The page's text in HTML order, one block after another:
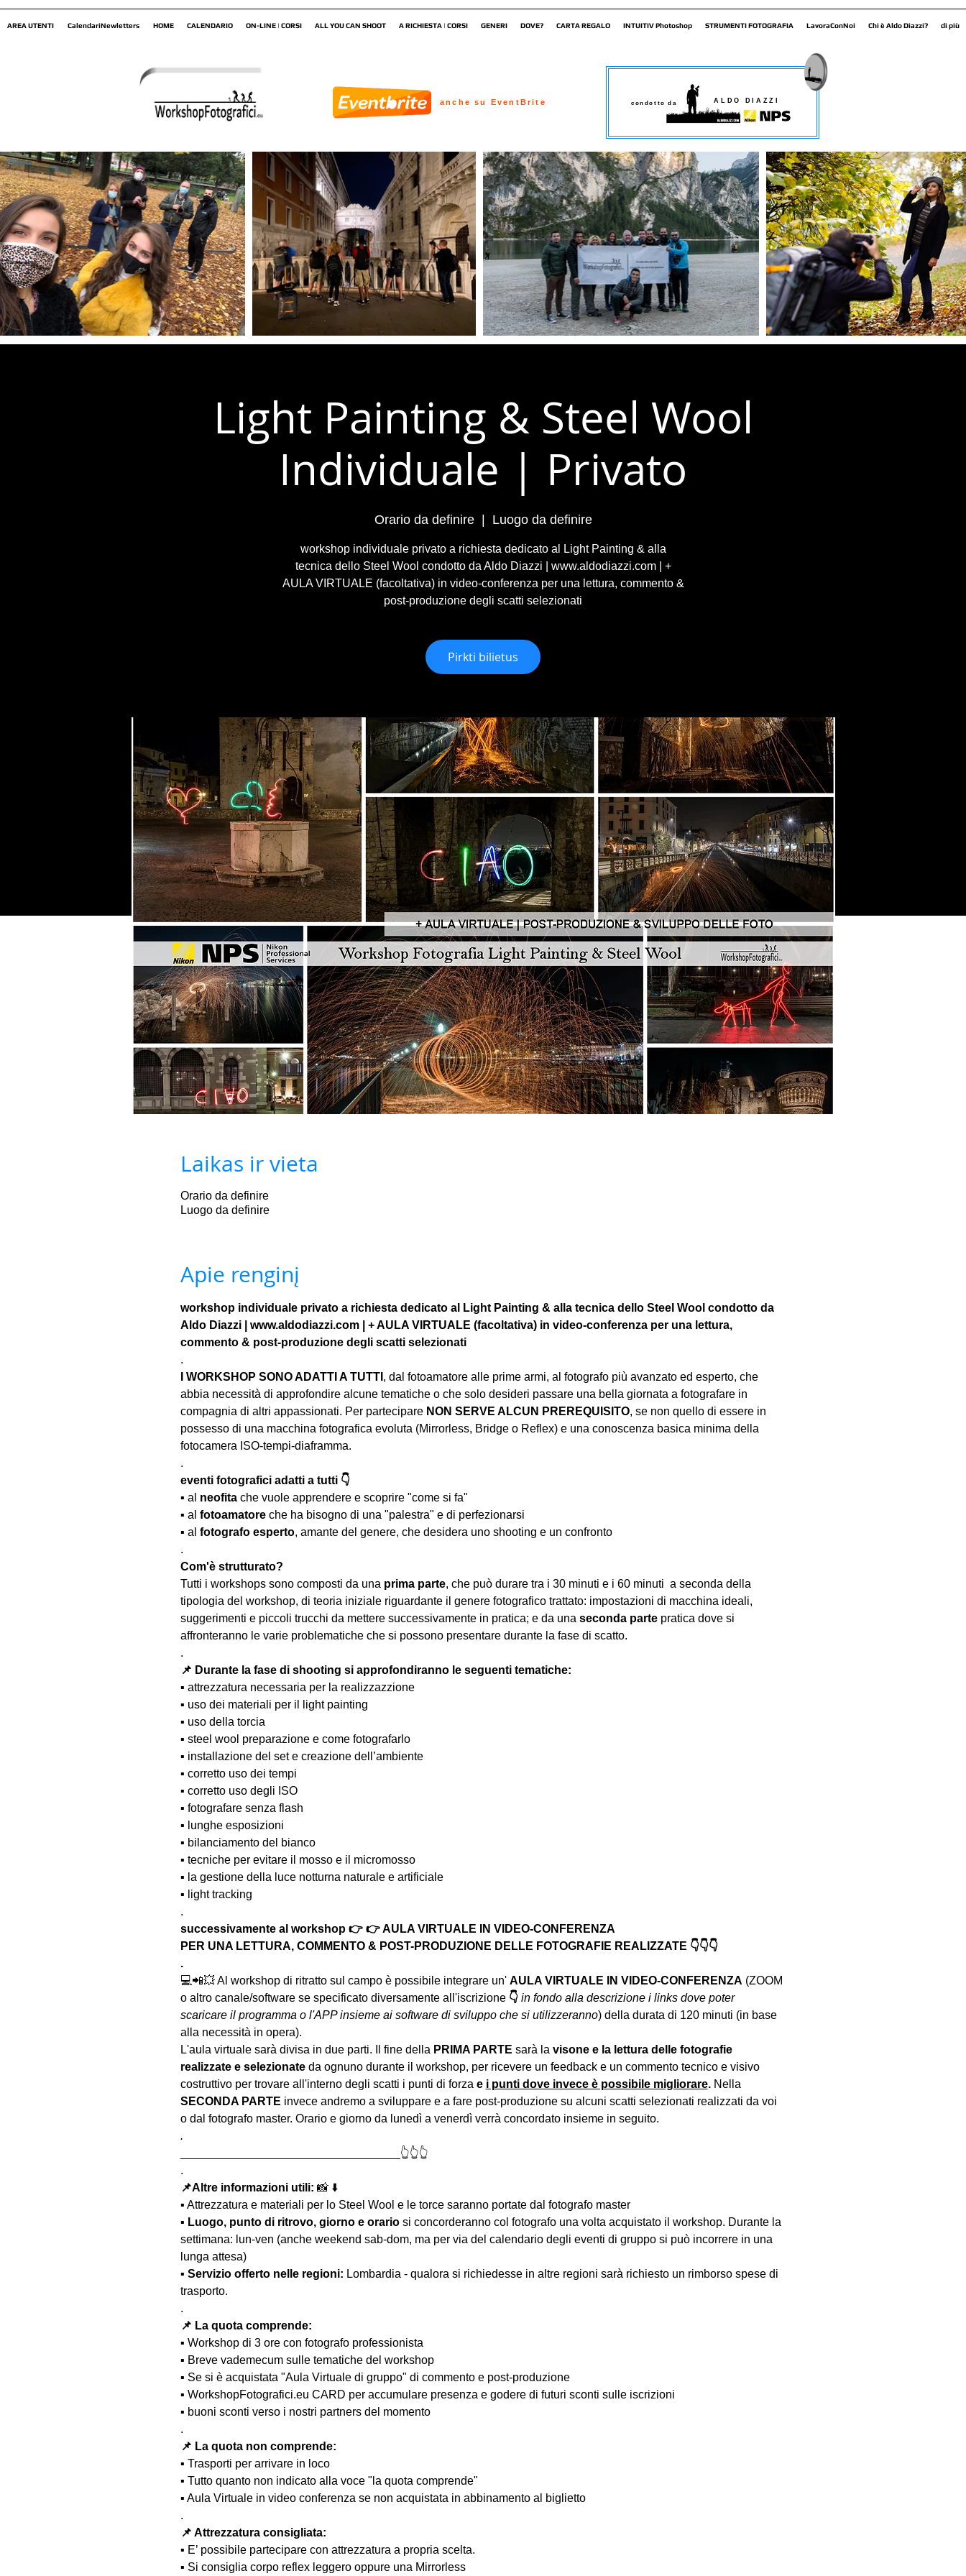
AREA UTENTI CalendariNewletters HOME CALENDARIO ON-LINE | CORSI ALL YOU CAN SHOOT A RICHIESTA | CORSI GENERI DOVE? CARTA REGALO INTUITIV Photoshop STRUMENTI FOTOGRAFIA LavoraConNoi Chi è Aldo Diazzi? di più
Light Painting & Steel Wool
Individuale | Privato
Orario da definire
  |
Luogo da definire
workshop individuale privato a richiesta dedicato al Light Painting & alla
tecnica dello Steel Wool condotto da Aldo Diazzi | www.aldodiazzi.com | +
AULA VIRTUALE (facoltativa) in video-conferenza per una lettura, commento &
Pirkti bilietus
Laikas ir vieta
Orario da definire
Luogo da definire
Apie renginį
workshop individuale privato a richiesta dedicato al Light Painting & alla tecnica dello Steel Wool condotto da
Aldo Diazzi | www.aldodiazzi.com | + AULA VIRTUALE (facoltativa) in video-conferenza per una lettura,
commento & post-produzione degli scatti selezionati
.
I WORKSHOP SONO ADATTI A TUTTI , dal fotoamatore alle prime armi, al fotografo più avanzato ed esperto, che
abbia necessità di approfondire alcune tematiche o che solo desideri passare una bella giornata a fotografare in
compagnia di altri appassionati. Per partecipare NON SERVE ALCUN PREREQUISITO, se non quello di essere in
possesso di una macchina fotografica evoluta (Mirrorless, Bridge o Reflex) e una conoscenza basica minima della
fotocamera ISO-tempi-diaframma.
.
eventi fotografici adatti a tutti 👇
▪️ al neofita che vuole apprendere e scoprire "come si fa"
▪️ al fotoamatore che ha bisogno di una "palestra" e di perfezionarsi
▪️ al fotografo esperto, amante del genere, che desidera uno shooting e un confronto
.
Com'è strutturato?
Tutti i workshops sono composti da una prima parte, che può durare tra i 30 minuti e i 60 minuti  a seconda della
tipologia del workshop, di teoria iniziale riguardante il genere fotografico trattato: impostazioni di macchina ideali,
suggerimenti e piccoli trucchi da mettere successivamente in pratica; e da una seconda parte pratica dove si
affronteranno le varie problematiche che si possono presentare durante la fase di scatto.
.
📌 Durante la fase di shooting si approfondiranno le seguenti tematiche:
▪️ attrezzatura necessaria per la realizzazzione
▪️ uso dei materiali per il light painting
▪️ uso della torcia
▪️ steel wool preparazione e come fotografarlo
▪️ installazione del set e creazione dell’ambiente
▪️ corretto uso dei tempi
▪️ corretto uso degli ISO
▪️ fotografare senza flash
▪️ lunghe esposizioni
▪️ bilanciamento del bianco
▪️ tecniche per evitare il mosso e il micromosso
▪️ la gestione della luce notturna naturale e artificiale
▪️ light tracking
.
successivamente al workshop 👉 👉 AULA VIRTUALE IN VIDEO-CONFERENZA
PER UNA LETTURA, COMMENTO & POST-PRODUZIONE DELLE FOTOGRAFIE REALIZZATE 👇👇👇
.
💻📲💥 Al workshop di ritratto sul campo è possibile integrare un' AULA VIRTUALE IN VIDEO-CONFERENZA (ZOOM
o altro canale/software se specificato diversamente all'iscrizione 👇 in fondo alla descrizione i links dove poter
scaricare il programma o l'APP insieme ai software di sviluppo che si utilizzeranno) della durata di 120 minuti (in base
alla necessità in opera).
L'aula virtuale sarà divisa in due parti. Il fine della PRIMA PARTE sarà la visone e la lettura delle fotografie
realizzate e selezionate da ognuno durante il workshop, per ricevere un feedback e un commento tecnico e visivo
costruttivo per trovare all'interno degli scatti i punti di forza e i punti dove invece è possibile migliorare. Nella
SECONDA PARTE invece andremo a sviluppare e a fare post-produzione su alcuni scatti selezionati realizzati da voi
o dal fotografo master. Orario e giorno da lunedì a venerdì verrà concordato insieme in seguito.
.
__________________________________👆👆👆
.
📌Altre informazioni utili: 📸 ⬇️
▪️ Attrezzatura e materiali per lo Steel Wool e le torce saranno portate dal fotografo master
▪️ Luogo, punto di ritrovo, giorno e orario si concorderanno col fotografo una volta acquistato il workshop. Durante la
settimana: lun-ven (anche weekend sab-dom, ma per via del calendario degli eventi di gruppo si può incorrere in una
lunga attesa)
▪️ Servizio offerto nelle regioni: Lombardia - qualora si richiedesse in altre regioni sarà richiesto un rimborso spese di
trasporto.
.
📌 La quota comprende:
▪️ Workshop di 3 ore con fotografo professionista
▪️ Breve vademecum sulle tematiche del workshop
▪️ Se si è acquistata "Aula Virtuale di gruppo" di commento e post-produzione
▪️ WorkshopFotografici.eu CARD per accumulare presenza e godere di futuri sconti sulle iscrizioni
▪️ buoni sconti verso i nostri partners del momento
.
📌 La quota non comprende:
▪️ Trasporti per arrivare in loco
▪️ Tutto quanto non indicato alla voce "la quota comprende"
▪️ Aula Virtuale in video conferenza se non acquistata in abbinamento al biglietto
.
📌 Attrezzatura consigliata:
▪️ E’ possibile partecipare con attrezzatura a propria scelta.
▪️ Si consiglia corpo reflex leggero oppure una Mirrorless
condotto da ALDO DIAZZI
anche su EventBrite